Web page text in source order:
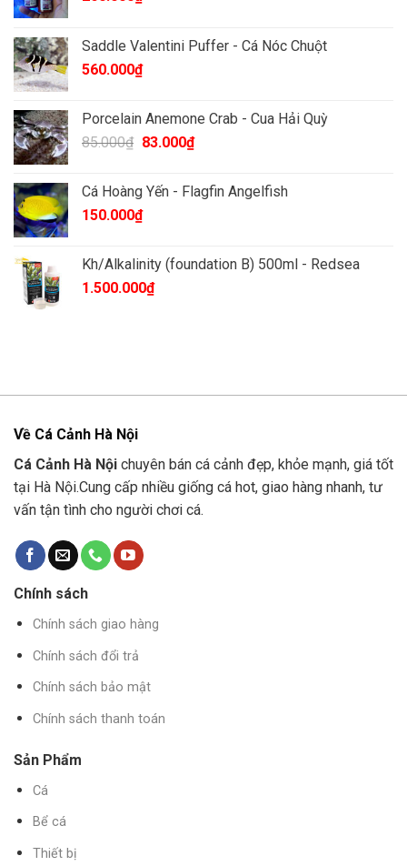
Saddle Valentini Puffer - Cá Nóc Chuột
560.000₫
Porcelain Anemone Crab - Cua Hải Quỳ
85.000₫ Giá
85.000₫.
83.000₫Giá
là:
Cá Hoàng Yến - Flagfin Angelfish
150.000₫
Kh/Alkalinity (foundation B) 500ml - Redsea
1.500.000₫
Về Cá Cảnh Hà Nội
Cá Cảnh Hà Nội chuyên bán cá cảnh đẹp, khỏe mạnh, giá tốt
tại Hà Nội.Cung cấp nhiều giống cá hot, giao hàng nhanh, tư
vấn tận tình cho người chơi cá.
Chính sách
Chính sách giao hàng
Chính sách đổi trả
Chính sách bảo mật
Chính sách thanh toán
Sản Phẩm
Cá
Bể cá
Thiết bị